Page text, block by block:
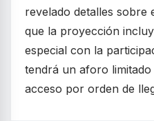
revelado detalles sobre
que la proyección
especial con la
tendrá un aforo
acceso por orden de